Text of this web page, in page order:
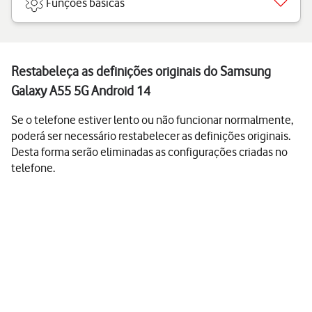
Funções básicas
Restabeleça as definições originais do Samsung
Galaxy A55 5G Android 14
Se o telefone estiver lento ou não funcionar normalmente,
poderá ser necessário restabelecer as definições originais.
Desta forma serão eliminadas as configurações criadas no
telefone.